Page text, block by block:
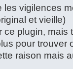
les vigilences
et vieille)
ce plugin, mais
pour trouver
raison mais